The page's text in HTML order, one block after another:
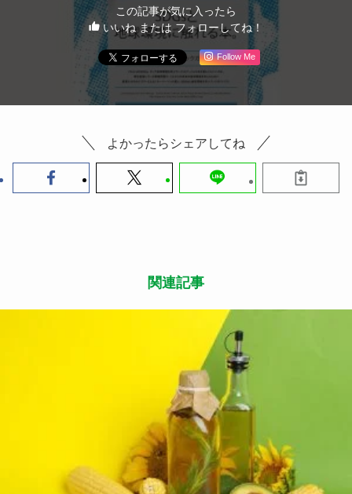
この記事が気に入ったら
いいね または フォローしてね！
Follow Me
よかったらシェアしてね
関連記事